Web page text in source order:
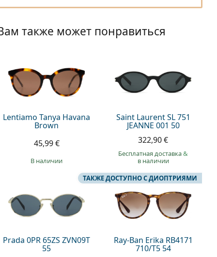
также может понравиться
Lentiamo Tanya Havana
Brown
45,99 €
в наличии
Saint Laurent SL 751
JEANNE 001 50
322,90 €
Бесплатная доставка&
в наличии
Prada 0PR 65ZS ZVN09T
55
Ray-Ban Erika RB4171
710/T5 54
ТАКЖЕ ДОСТУПНО С ДИОПТРИЯМИ